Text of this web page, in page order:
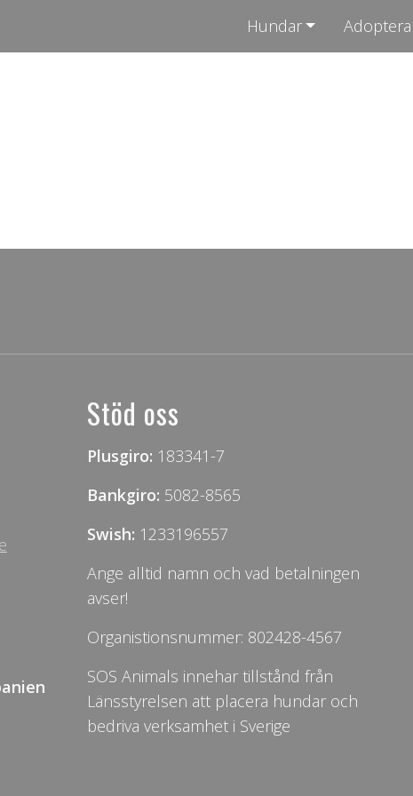
Hundar Adoptera
Stöd oss
Plusgiro: 183341-7
Bankgiro: 5082-8565
Swish: 1233196557
Ange alltid namn och vad betalningen
avser!
Organistionsnummer: 802428-4567
SOS Animals innehar tillstånd från
Länsstyrelsen att placera hundar och
bedriva verksamhet i Sverige